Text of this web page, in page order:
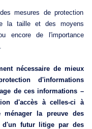
mesures de protection
la taille et des moyens
encore de l'importance
nécessaire de mieux
d'informations
de ces informations –
d'accès à celles-ci à
ménager la preuve des
d'un futur litige par des